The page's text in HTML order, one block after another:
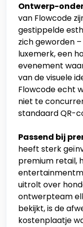
Ontwerp-
van Flowcode
gestippelde
zich geworden
luxemerk, een
evenement
van de visuele
Flowcode echt
niet te
standaard QR-
Passend bij
heeft sterk
premium retail,
uitrolt over
ontwerpteam
bekijkt, is de
kostenplaatje